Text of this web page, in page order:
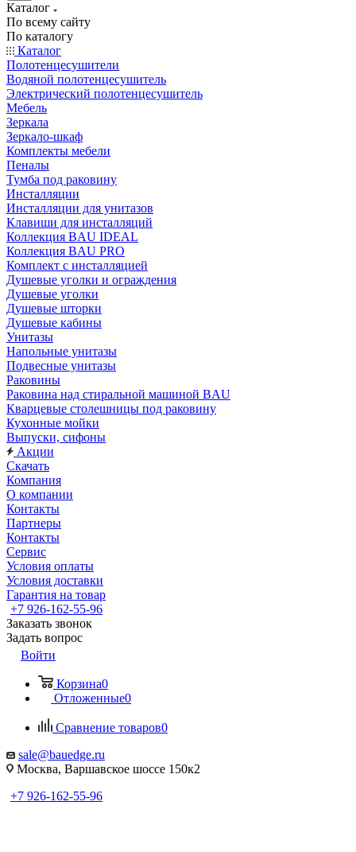
Каталог
По всему сайту
По каталогу
Каталог
Полотенцесушители
Водяной полотенцесушитель
Электрический полотенцесушитель
Мебель
Зеркала
Зеркало-шкаф
Комплекты мебели
Пеналы
Тумба под раковину
Инсталляции
Инсталляции для унитазов
Клавиши для инсталляций
Коллекция BAU IDEAL
Коллекция BAU PRO
Комплект с инсталляцией
Душевые уголки и ограждения
Душевые уголки
Душевые шторки
Душевые кабины
Унитазы
Напольные унитазы
Подвесные унитазы
Раковины
Раковина над стиральной машиной BAU
Кварцевые столешницы под раковину
Кухонные мойки
Выпуски, сифоны
Акции
Скачать
Компания
О компании
Контакты
Партнеры
Контакты
Сервис
Условия оплаты
Условия доставки
Гарантия на товар
+7 926-162-55-96
Заказать звонок
Задать вопрос
Войти
Корзина0
Отложенные0
Сравнение товаров0
sale@bauedge.ru
Москва, Варшавское шоссе 150к2
+7 926-162-55-96